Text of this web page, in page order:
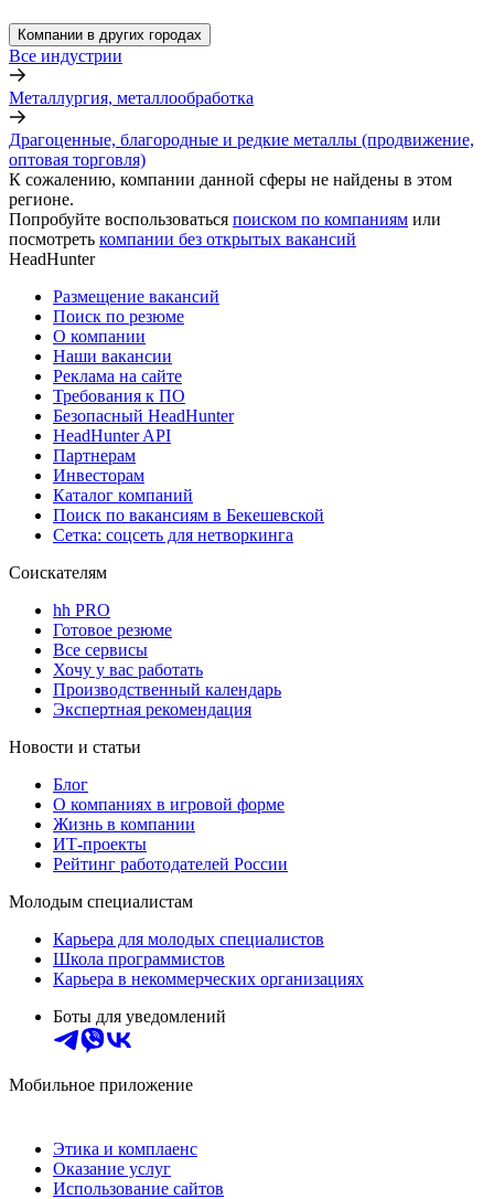
Компании в других городах
Все индустрии
Металлургия, металлообработка
Драгоценные, благородные и редкие металлы (продвижение,
оптовая торговля)
К сожалению, компании данной сферы не найдены в этом
регионе.
Попробуйте воспользоваться поиском по компаниям или
посмотреть компании без открытых вакансий
HeadHunter
Размещение вакансий
Поиск по резюме
О компании
Наши вакансии
Реклама на сайте
Требования к ПО
Безопасный HeadHunter
HeadHunter API
Партнерам
Инвесторам
Каталог компаний
Поиск по вакансиям в Бекешевской
Сетка: соцсеть для нетворкинга
Соискателям
hh PRO
Готовое резюме
Все сервисы
Хочу у вас работать
Производственный календарь
Экспертная рекомендация
Новости и статьи
Блог
О компаниях в игровой форме
Жизнь в компании
ИТ-проекты
Рейтинг работодателей России
Молодым специалистам
Карьера для молодых специалистов
Школа программистов
Карьера в некоммерческих организациях
Боты для уведомлений
Мобильное приложение
Этика и комплаенс
Оказание услуг
Использование сайтов